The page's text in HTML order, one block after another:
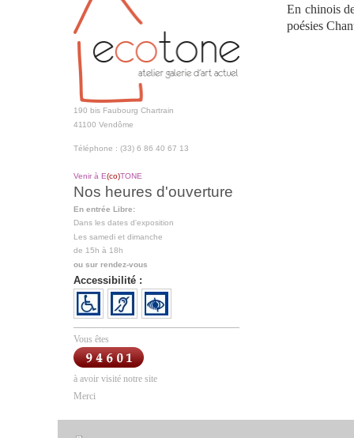
En chinois
poésies
190 bis Faubourg Chartrain
41100 Vendôme
Téléphone : (33) 6 86 40 67 13
Venir à E(co)TONE
Nos heures d'ouverture
En entrée Libre:
Dans les dates d'exposition
Les samedi et dimanche
de 15h à 18h
ou sur rendez-vous
Accessibilité :
Vous êtes
à avoir visité notre site
Merci